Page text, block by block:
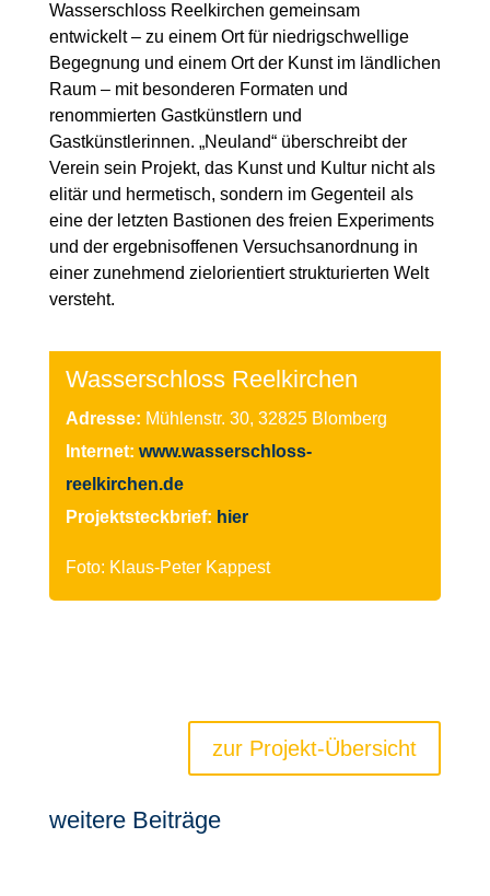
Wasserschloss Reelkirchen gemeinsam
entwickelt – zu einem Ort für niedrigschwellige
Begegnung und einem Ort der Kunst im ländlichen
Raum – mit besonderen Formaten und
renommierten Gastkünstlern und
Gastkünstlerinnen. „Neuland“ überschreibt der
Verein sein Projekt, das Kunst und Kultur nicht als
elitär und hermetisch, sondern im Gegenteil als
eine der letzten Bastionen des freien Experiments
und der ergebnisoffenen Versuchsanordnung in
einer zunehmend zielorientiert strukturierten Welt
versteht.
Wasserschloss Reelkirchen
Adresse: Mühlenstr. 30, 32825 Blomberg
Internet: www.wasserschloss-
reelkirchen.de
Projektsteckbrief: hier
Foto: Klaus-Peter Kappest
zur Projekt-Übersicht
weitere Beiträge